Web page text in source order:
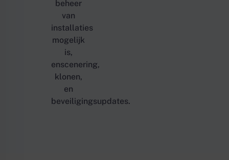
beheer
van
installaties
mogelijk
is,
enscenering,
klonen,
en
beveiligingsupdates.